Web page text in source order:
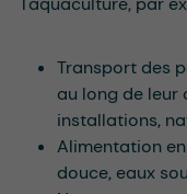
Transport des
au long de leur
installations,
Alimentation
douce, eaux